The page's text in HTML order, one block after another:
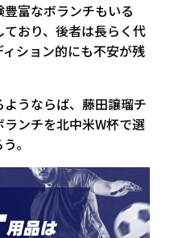
富なボランチもいる
おり、後者は長らく代
ション的にも不安が残
うならば、藤田譲瑠チ
ンチを北中米W杯で選
。